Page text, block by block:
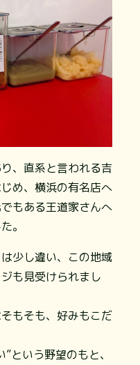
、直系と言われる吉
め、横浜の有名店へ
もある王道家さんへ
。
少し違い、この地域
も見受けられまし
もそも、好みもこだ
という野望のもと、